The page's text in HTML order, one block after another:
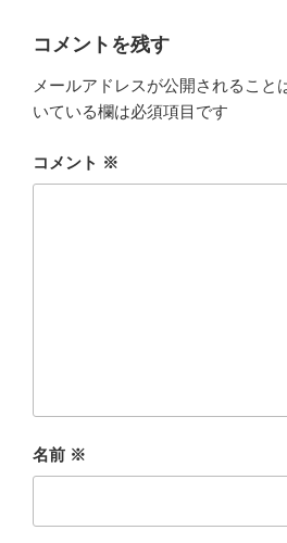
コメントを残す
メールアドレスが公開されること
いている欄は必須項目です
コメント ※
名前 ※